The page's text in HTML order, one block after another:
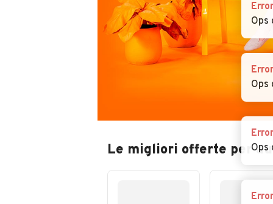
Le migliori offerte per
Error
Ops
Error
Ops
Error
Ops
Error